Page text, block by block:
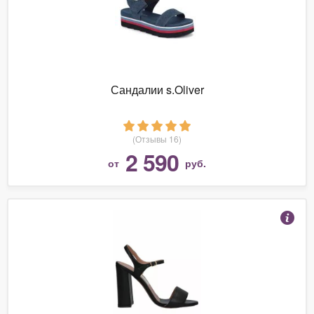
Сандалии s.Oliver
(Отзывы 16)
от 2 590 руб.